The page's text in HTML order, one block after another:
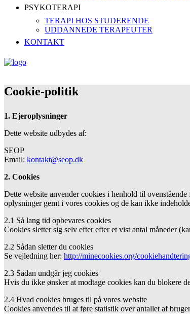
PSYKOTERAPI
TERAPI HOS STUDERENDE
UDDANNEDE TERAPEUTER
KONTAKT
Cookie-politik
1. Ejeroplysninger
Dette website udbydes af:
SEOP
Email: kontakt@seop.dk
2. Cookies
Dette website anvender cookies i henhold til
oplysninger gemt i vores cookies og de kan ikke
2.1 Så lang tid opbevares cookies
Cookies sletter sig selv efter efter et vist antal måneder
2.2 Sådan sletter du cookies
Se vejledning her: http://minecookies.org/
2.3 Sådan undgår jeg cookies
Hvis du ikke ønsker at modtage cookies kan du blokere
2.4 Hvad cookies bruges til på vores website
Cookies anvendes til at føre statistik over antallet af